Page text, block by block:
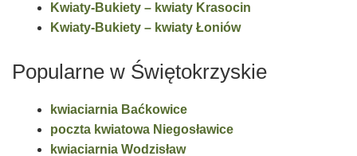
Kwiaty-Bukiety – kwiaty Krasocin
Kwiaty-Bukiety – kwiaty Łoniów
Popularne w Świętokrzyskie
kwiaciarnia Baćkowice
poczta kwiatowa Niegosławice
kwiaciarnia Wodzisław